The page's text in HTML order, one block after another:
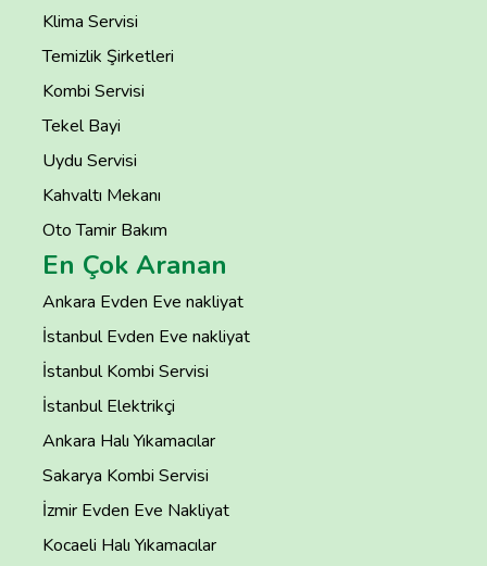
Klima Servisi
Temizlik Şirketleri
Kombi Servisi
Tekel Bayi
Uydu Servisi
Kahvaltı Mekanı
Oto Tamir Bakım
En Çok Aranan
Ankara Evden Eve nakliyat
İstanbul Evden Eve nakliyat
İstanbul Kombi Servisi
İstanbul Elektrikçi
Ankara Halı Yıkamacılar
Sakarya Kombi Servisi
İzmir Evden Eve Nakliyat
Kocaeli Halı Yıkamacılar